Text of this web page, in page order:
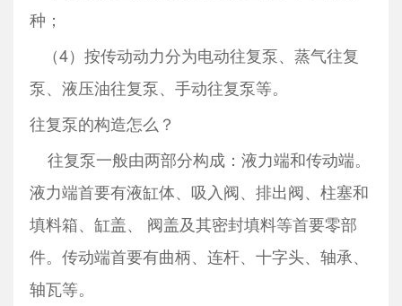
种；
（4）按传动动力分为电动往复泵、蒸气往复
泵、液压油往复泵、手动往复泵等。
往复泵的构造怎么？
往复泵一般由两部分构成：液力端和传动端。
液力端首要有液缸体、吸入阀、排出阀、柱塞和
填料箱、缸盖、 阀盖及其密封填料等首要零部
件。传动端首要有曲柄、连杆、十字头、轴承、
轴瓦等。